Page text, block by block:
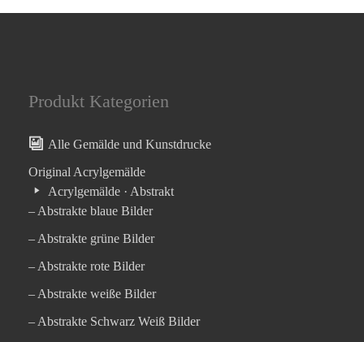
Produkt Kategorien
Alle Gemälde und Kunstdrucke
Original Acrylgemälde
Acrylgemälde · Abstrakt
– Abstrakte blaue Bilder
– Abstrakte grüne Bilder
– Abstrakte rote Bilder
– Abstrakte weiße Bilder
– Abstrakte Schwarz Weiß Bilder